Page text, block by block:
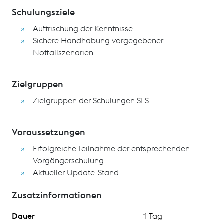
Schulungsziele
Auffrischung der Kenntnisse
Sichere Handhabung vorgegebener
Notfallszenarien
Zielgruppen
Zielgruppen der Schulungen SLS
Voraussetzungen
Erfolgreiche Teilnahme der entsprechenden
Vorgängerschulung
Aktueller Update-Stand
Zusatzinformationen
Dauer 1 Tag